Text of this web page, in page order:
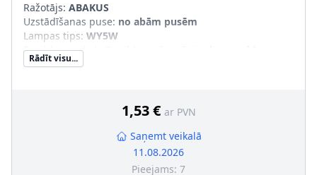
Ražotājs: ABAKUS
Uzstādīšanas puse: no abām pusēm
Lampas tips: WY5W
Papildus artikuls/Papildus informācija
turētāja, bez kvēlspuldzes
Rādīt visu...
1,53 € ar PVN
Saņemt veikalā
11.08.2026
Pieejams: 7